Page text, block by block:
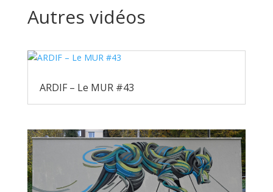
Autres vidéos
ARDIF – Le MUR #43